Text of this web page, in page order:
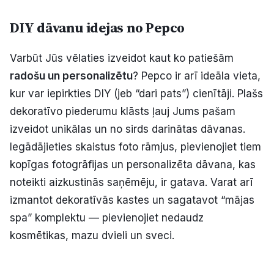
DIY dāvanu idejas no Pepco
Varbūt Jūs vēlaties izveidot kaut ko patiešām
radošu un personalizētu? Pepco ir arī ideāla vieta,
kur var iepirkties DIY (jeb “dari pats”) cienītāji. Plašs
dekoratīvo piederumu klāsts ļauj Jums pašam
izveidot unikālas un no sirds darinātas dāvanas.
Iegādājieties skaistus foto rāmjus, pievienojiet tiem
kopīgas fotogrāfijas un personalizēta dāvana, kas
noteikti aizkustinās saņēmēju, ir gatava. Varat arī
izmantot dekoratīvās kastes un sagatavot “mājas
spa” komplektu — pievienojiet nedaudz
kosmētikas, mazu dvieli un sveci.